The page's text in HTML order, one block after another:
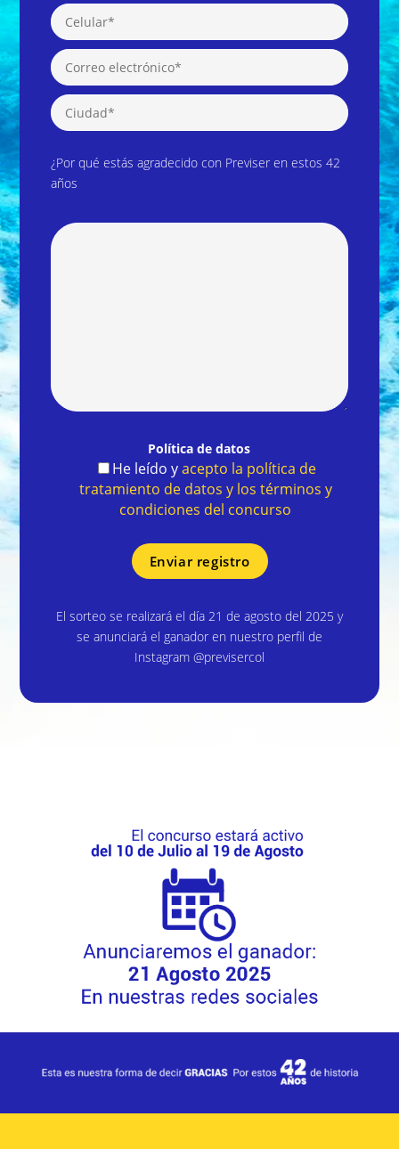
¿Por qué estás agradecido con Previser en estos 42
años
Política de datos
He leído yacepto la política de
tratamiento de datos y los términos y
condiciones del concurso
este
campo
El sorteo se realizará el día 21 de agosto del 2025 y
se anunciará el ganador en nuestro perfil de
Instagram @previsercol